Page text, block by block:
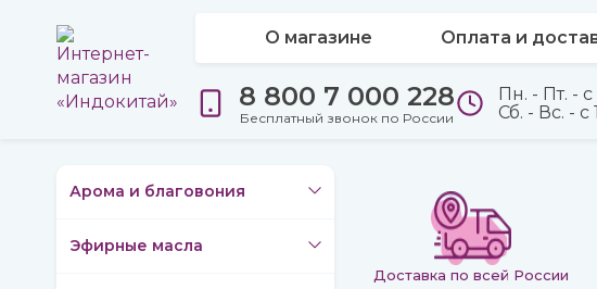
О магазине Оплата и
8 800 7 000 228
Бесплатный звонок по России
Пн. - Пт. -
Сб. - Вс. - с
Арома и благовония
Эфирные масла
Доставка по всей России